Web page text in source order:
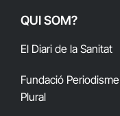
QUI SOM?
El Diari de la Sanitat
Fundació Periodisme
Plural